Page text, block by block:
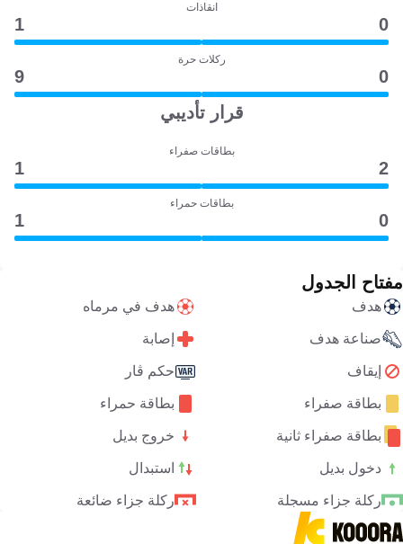
انقاذات
0
1
ركلات حرة
0
9
قرار تأديبي
بطاقات صفراء
2
1
بطاقات حمراء
0
1
مفتاح الجدول
هدف هدف في مرماه
صناعة هدف إصابة
إيقاف حكم ڤار
بطاقة صفراء بطاقة حمراء
بطاقة صفراء ثانية خروج بديل
دخول بديل استبدال
ركلة جزاء مسجلة ركلة جزاء ضائعة